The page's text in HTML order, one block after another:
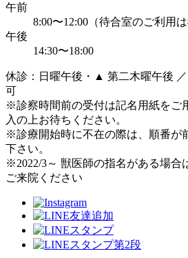
午前
8:00〜12:00（待合室のご利用は
午後
14:30〜18:00
休診：日曜午後・▲ 第二木曜午後
可
※診察時間前の受付は記名用紙をご
入の上お待ちください。
※診療開始時に不在の際は、順番が
下さい。
※2022/3～ 獣医師の指名がある場合
ご来院ください